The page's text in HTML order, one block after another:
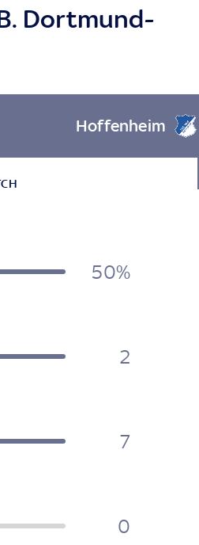
Dortmund-
Hoffenheim
50%
2
7
0